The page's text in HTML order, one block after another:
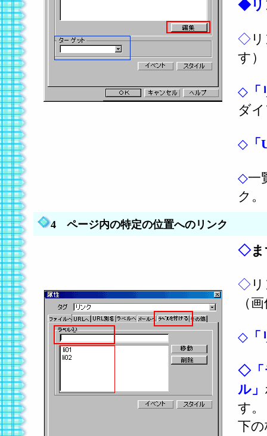
◆リ
◇
す
◇
ダ
◇
◇一
ク。
4 ページ内の特定の位置へのリンク
◇
◇
（
◇
◇
ル」
す。
下